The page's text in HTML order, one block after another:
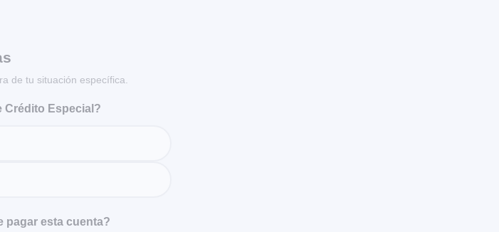
de tu situación específica.
Crédito Especial?
pagar esta cuenta?